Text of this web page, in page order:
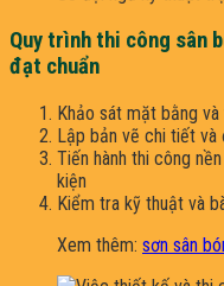
Quy trình thi công sân
đạt chuẩn
Khảo sát mặt bằng
Lập bản vẽ chi tiết và
Tiến hành thi công
kiện
Kiểm tra kỹ thuật và
Xem thêm: sơn sân